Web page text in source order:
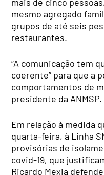
mesmo agregado
grupos de até seis
restaurantes.
“A comunicação tem
coerente” para que a
comportamentos de
presidente da ANMSP.
Em relação à medida
quarta-feira, à Linha
provisórias de
covid-19, que
Ricardo Mexia